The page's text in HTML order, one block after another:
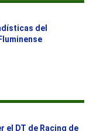
del
el DT de Racing de